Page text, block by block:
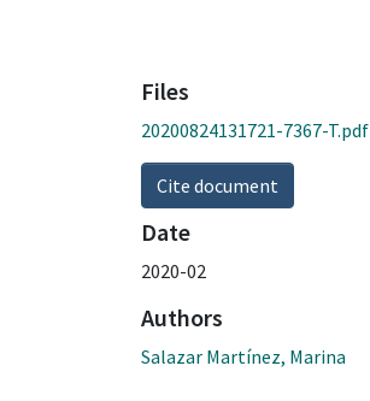
Files
20200824131721-7367-T.pdf
Cite document
Date
2020-02
Authors
Salazar Martínez, Marina